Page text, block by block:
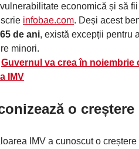
economică și să
infobae.com. Deși acest
de ani, există excepții pentru
minori.
Guvernul va crea în noiembrie
IMV
o
IMV a cunoscut o